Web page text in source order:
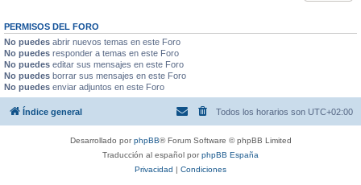
PERMISOS DEL FORO
No puedes abrir nuevos temas en este Foro
No puedes responder a temas en este Foro
No puedes editar sus mensajes en este Foro
No puedes borrar sus mensajes en este Foro
No puedes enviar adjuntos en este Foro
Índice general Todos los horarios son UTC+02:00
Desarrollado porphpBB® Forum Software © phpBB Limited
Traducción al español porphpBB España
Privacidad | Condiciones